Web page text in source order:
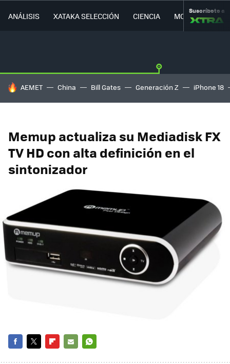
ANÁLISIS XATAKA SELECCIÓN CIENCIA MOVILIDAD
Suscríbete a
HOY SE HABLA DE
AEMET China Bill Gates Generación Z iPhone 18
Memup actualiza su Mediadisk FX
TV HD con alta definición en el
sintonizador